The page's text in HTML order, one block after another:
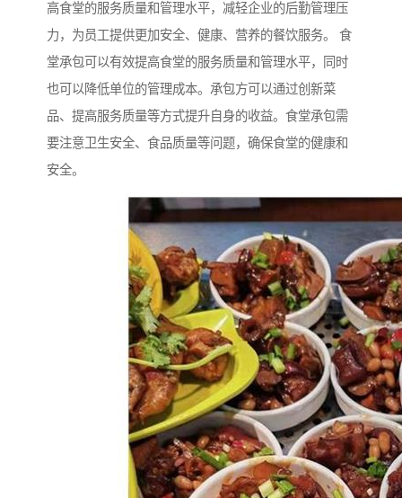
高食堂的服务质量和管理水平，减轻企业的后勤管理压
力，为员工提供更加安全、健康、营养的餐饮服务。 食
堂承包可以有效提高食堂的服务质量和管理水平，同时
也可以降低单位的管理成本。承包方可以通过创新菜
品、提高服务质量等方式提升自身的收益。食堂承包需
要注意卫生安全、食品质量等问题，确保食堂的健康和
安全。